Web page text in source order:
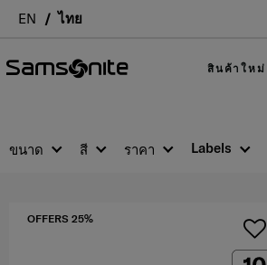
EN ไทย
สินค้าใหม่
ขนาด สี ราคา Labels
OFFERS 25%